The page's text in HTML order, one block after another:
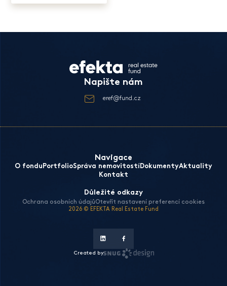
Napište nám
eref@fund.cz
Navigace
O fonduPortfolioSpráva nemovitostíDokumentyAktuality
Kontakt
Důležité odkazy
Ochrana osobních údajůOtevřít nastavení preferencí cookies
2026 © EFEKTA Real Estate Fund
Created by